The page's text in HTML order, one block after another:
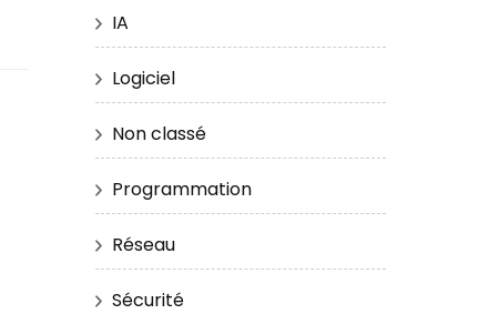
IA
Logiciel
Non classé
Programmation
Réseau
Sécurité